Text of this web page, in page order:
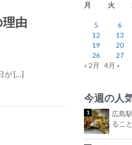
由
が […]
月
火
5
6
12
13
19
20
26
27
« 2月
4月 »
今週の人
広島
ること